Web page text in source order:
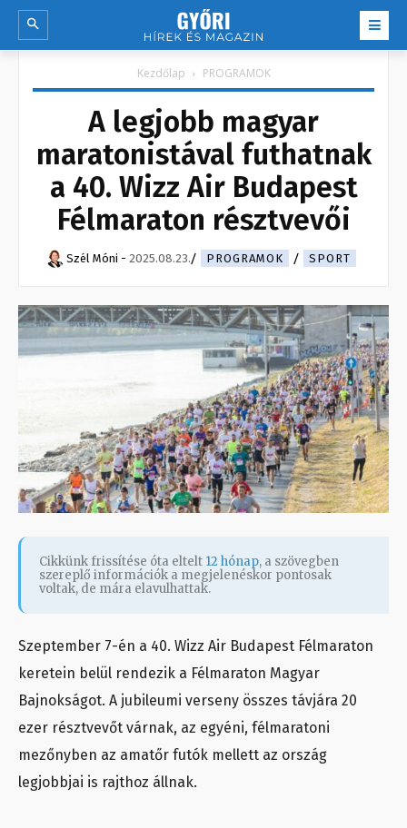
Kezdőlap PROGRAMOK
A legjobb magyar
maratonistával futhatnak
a 40. Wizz Air Budapest
Félmaraton résztvevői
Szél Móni - 2025.08.23. PROGRAMOK SPORT
Cikkünk frissítése óta eltelt 12 hónap, a szövegben
szereplő információk a megjelenéskor pontosak
voltak, de mára elavulhattak.
Szeptember 7-én a 40. Wizz Air Budapest Félmaraton
keretein belül rendezik a Félmaraton Magyar
Bajnokságot. A jubileumi verseny összes távjára 20
ezer résztvevőt várnak, az egyéni, félmaratoni
mezőnyben az amatőr futók mellett az ország
legjobbjai is rajthoz állnak.